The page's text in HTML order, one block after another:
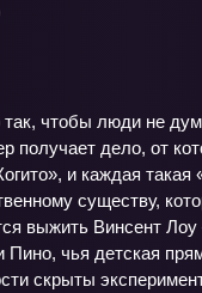
чтобы люди не
получает дело, от
и каждая
существу,
выжить Винсент
чья детская
скрыты